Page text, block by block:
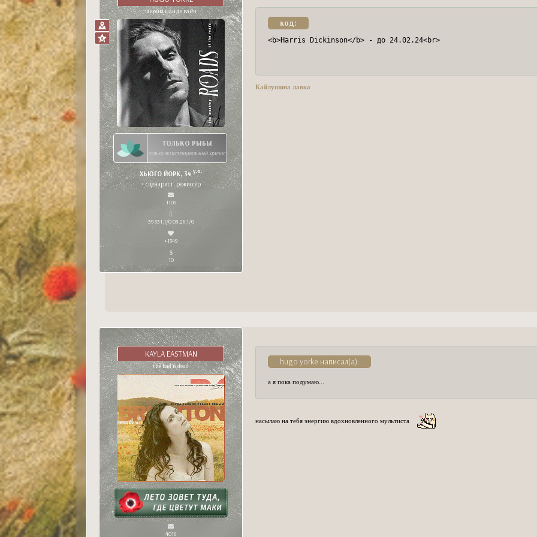
ширим шанде вайн
ТОЛЬКО РЫБЫ
только экзистенциальный кризис
ХЬЮГО ЙОРК, 34y.o.
• сценарист, режиссёр
1105
39 531,1/0 03.26,1/0
+1549
10
код:
<b>Harris Dickinson</b> - до 24.02.24<br>
Кайлушина лавка
KAYLA EASTMAN
the bad is dead
4016
hugo yorke написал(а):
а я пока подумаю...
насылаю на тебя энергию вдохновленного мультиста